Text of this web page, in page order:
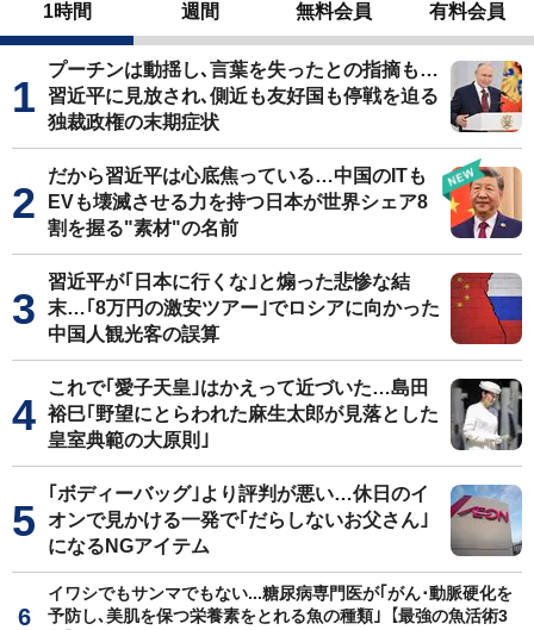
1時間 週間 無料会員 有料会員
プーチンは動揺し､言葉を失ったとの指摘も…
習近平に見放され､側近も友好国も停戦を迫る
独裁政権の末期症状
だから習近平は心底焦っている…中国のITも
EVも壊滅させる力を持つ日本が世界シェア8
割を握る"素材"の名前
習近平が｢日本に行くな｣と煽った悲惨な結
末…｢8万円の激安ツアー｣でロシアに向かった
中国人観光客の誤算
これで｢愛子天皇｣はかえって近づいた…島田
裕巳｢野望にとらわれた麻生太郎が見落とした
皇室典範の大原則｣
｢ボディーバッグ｣より評判が悪い…休日のイ
オンで見かける一発で｢だらしないお父さん｣
になるNGアイテム
イワシでもサンマでもない...糖尿病専門医が｢がん･動脈硬化を
予防し､美肌を保つ栄養素をとれる魚の種類｣【最強の魚活術3